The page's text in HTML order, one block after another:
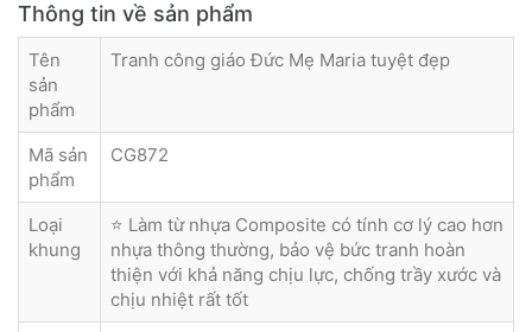
Thông tin về sản phẩm
Tên
sản
phẩm
Tranh công giáo Đức Mẹ Maria tuyệt đẹp
Mã sản
phẩm
CG872
Loại
khung
⭐ Làm từ nhựa Composite có tính cơ lý cao hơn
nhựa thông thường, bảo vệ bức tranh hoàn
thiện với khả năng chịu lực, chống trầy xước và
chịu nhiệt rất tốt